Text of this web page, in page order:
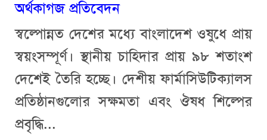
অর্থকাগজ প্রতিবেদন
স্বল্পোন্নত দেশের মধ্যে বাংলাদেশ ওষুধে প্রায়
স্বয়ংসম্পূর্ণ। স্থানীয় চাহিদার প্রায় ৯৮ শতাংশ
দেশেই তৈরি হচ্ছে। দেশীয় ফার্মাসিউটিক্যালস
প্রতিষ্ঠানগুলোর সক্ষমতা এবং ঔষধ শিল্পের
প্রবৃদ্ধি...